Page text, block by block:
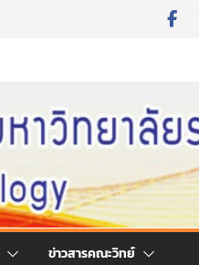
ข่าวสารคณะวิทย์